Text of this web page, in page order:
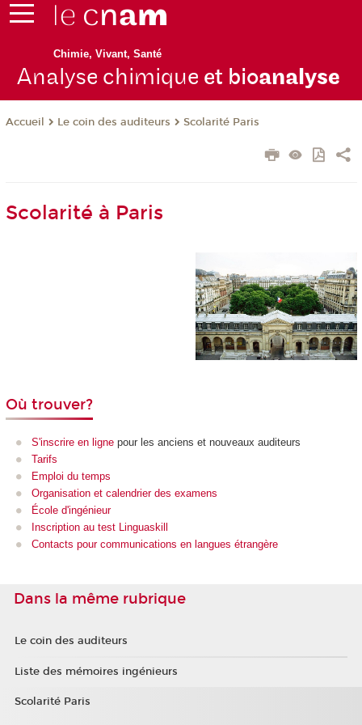
Chimie, Vivant, Santé
Analyse chimique et bioanalyse
Accueil Le coin des auditeurs Scolarité Paris
Scolarité à Paris
Où trouver?
S'inscrire en ligne pour les anciens et nouveaux auditeurs
Tarifs
Emploi du temps
Organisation et calendrier des examens
École d'ingénieur
Inscription au test Linguaskill
Contacts pour communications en langues étrangère
Dans la même rubrique
Le coin des auditeurs
Liste des mémoires ingénieurs
Scolarité Paris